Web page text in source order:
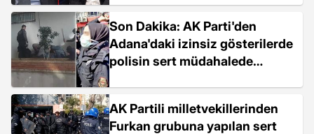
Son Dakika: AK Parti'den
Adana'daki izinsiz gösterilerde
polisin sert müdahalede
AK Partili milletvekillerinden
Furkan grubuna yapılan sert